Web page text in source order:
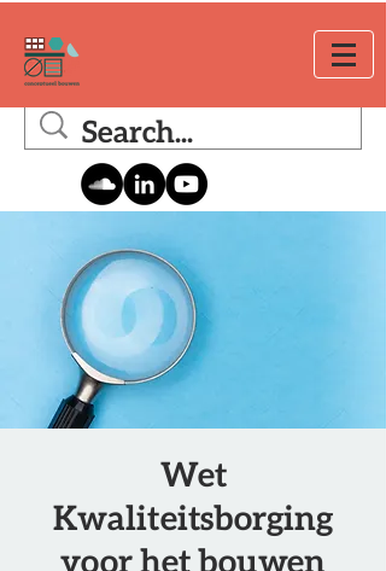
Wet
Kwaliteitsborging
voor het bouwen